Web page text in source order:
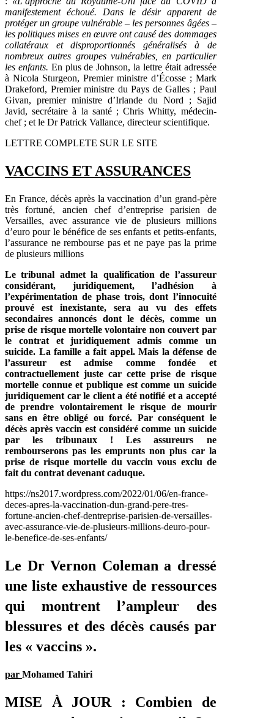
manifestement échoué. Dans le désir apparent de
protéger un groupe vulnérable – les personnes âgées –
les politiques mises en œuvre ont causé des dommages
collatéraux et disproportionnés généralisés à de
nombreux autres groupes vulnérables, en particulier
les enfants. En plus de Johnson, la lettre était adressée
à Nicola Sturgeon, Premier ministre d’Écosse ; Mark
Drakeford, Premier ministre du Pays de Galles ; Paul
Givan, premier ministre d’Irlande du Nord ; Sajid
Javid, secrétaire à la santé ; Chris Whitty, médecin-
chef ; et le Dr Patrick Vallance, directeur scientifique.
LETTRE COMPLETE SUR LE SITE
VACCINS ET ASSURANCES
En France, décès après la vaccination d’un grand-père
très fortuné, ancien chef d’entreprise parisien de
Versailles, avec assurance vie de plusieurs millions
d’euro pour le bénéfice de ses enfants et petits-enfants,
l’assurance ne rembourse pas et ne paye pas la prime
de plusieurs millions
Le tribunal admet la qualification de l’assureur
considérant, juridiquement, l’adhésion à
l’expérimentation de phase trois, dont l’innocuité
prouvé est inexistante, sera au vu des effets
secondaires annoncés dont le décès, comme un
prise de risque mortelle volontaire non couvert par
le contrat et juridiquement admis comme un
suicide. La famille a fait appel. Mais la défense de
l’assureur est admise comme fondée et
contractuellement juste car cette prise de risque
mortelle connue et publique est comme un suicide
juridiquement car le client a été notifié et a accepté
de prendre volontairement le risque de mourir
sans en être obligé ou forcé. Par conséquent le
décès après vaccin est considéré comme un suicide
par les tribunaux ! Les assureurs ne
rembourserons pas les emprunts non plus car la
prise de risque mortelle du vaccin vous exclu de
fait du contrat devenant caduque.
https://ns2017.wordpress.com/2022/01/06/en-france-
deces-apres-la-vaccination-dun-grand-pere-tres-
fortune-ancien-chef-dentreprise-parisien-de-versailles-
avec-assurance-vie-de-plusieurs-millions-deuro-pour-
le-benefice-de-ses-enfants/
Le Dr Vernon Coleman a dressé
une liste exhaustive de ressources
qui montrent l’ampleur des
blessures et des décès causés par
les « vaccins ».
par Mohamed Tahiri
MISE À JOUR : Combien de